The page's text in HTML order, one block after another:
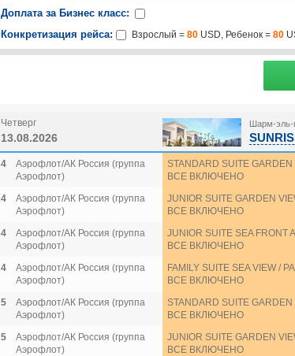
Доплата за Бизнес класс:
Конкретизация рейса:
Взрослый = 80 USD, Ребенок = 80
Четверг
13.08.2026
Шарм-эль-
4
Аэрофлот/АК Россия (группа
Аэрофлот)
STANDARD SUITE GARDEN
ВСЕ ВКЛЮЧЕНО
4
Аэрофлот/АК Россия (группа
Аэрофлот)
JUNIOR SUITE GARDEN
ВСЕ ВКЛЮЧЕНО
4
Аэрофлот/АК Россия (группа
Аэрофлот)
JUNIOR SUITE SEA FRONT AI
ВСЕ ВКЛЮЧЕНО
4
Аэрофлот/АК Россия (группа
Аэрофлот)
FAMILY SUITE SEA VIEW /
ВСЕ ВКЛЮЧЕНО
5
Аэрофлот/АК Россия (группа
Аэрофлот)
STANDARD SUITE GARDEN
ВСЕ ВКЛЮЧЕНО
5
Аэрофлот/АК Россия (группа
Аэрофлот)
JUNIOR SUITE GARDEN
ВСЕ ВКЛЮЧЕНО